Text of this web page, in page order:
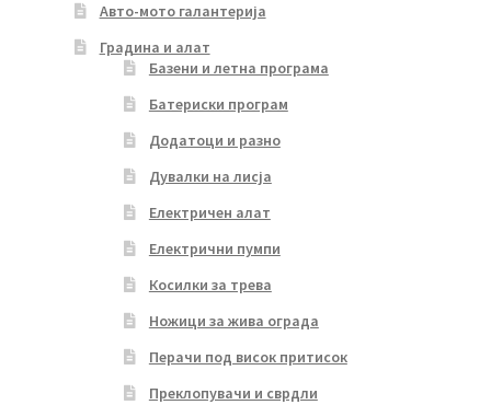
Авто-мото галантерија
Градина и алат
Базени и летна програма
Батериски програм
Додатоци и разно
Дувалки на лисја
Електричен алат
Електрични пумпи
Косилки за трева
Ножици за жива ограда
Перачи под висок притисок
Преклопувачи и сврдли